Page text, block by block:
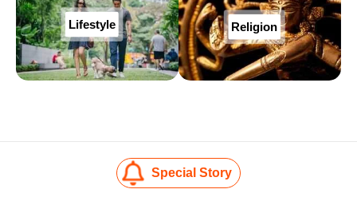
Lifestyle Religion
Special Story